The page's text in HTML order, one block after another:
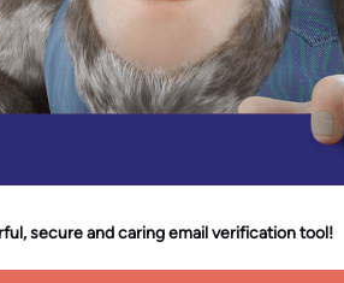
secure and caring email verification tool!